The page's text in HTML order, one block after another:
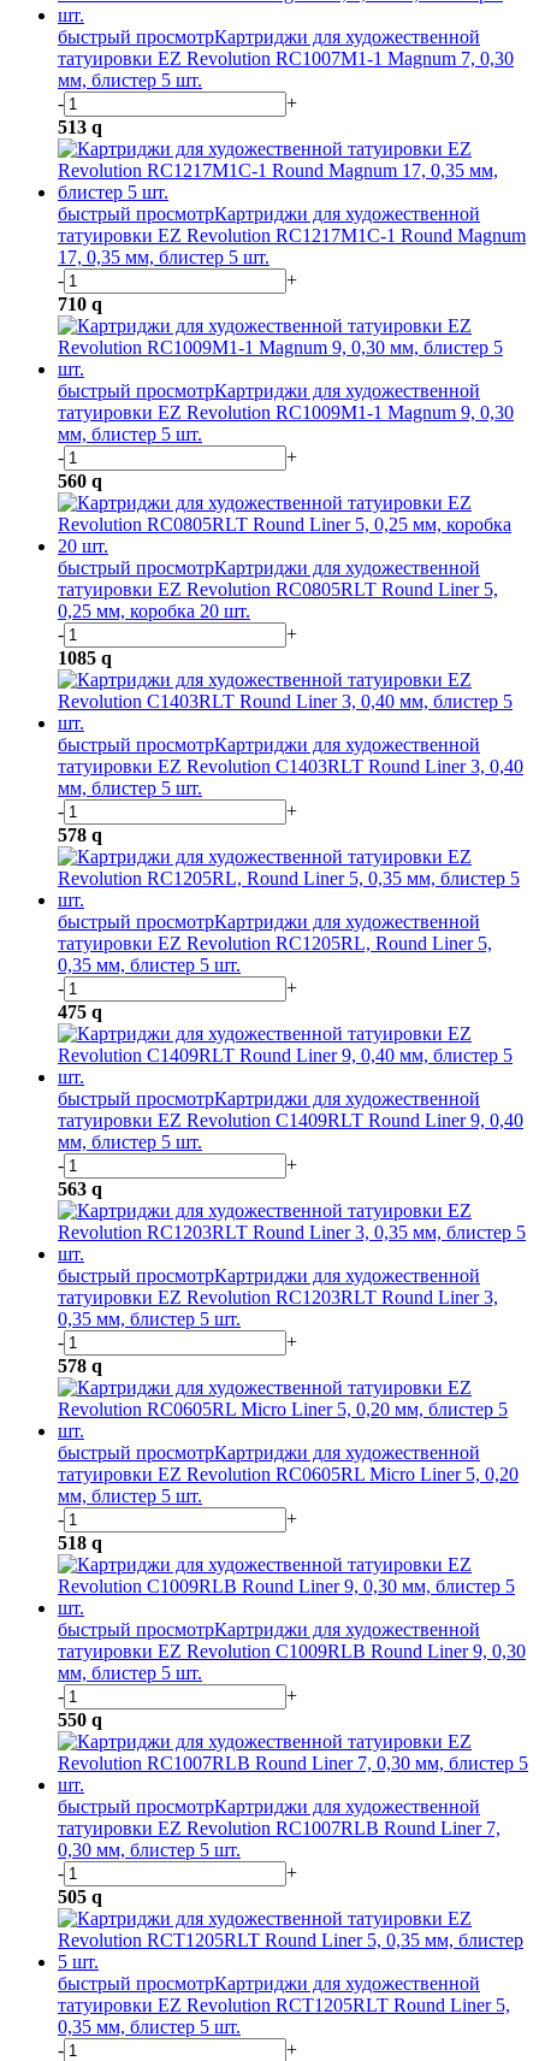
быстрый просмотрКартриджи для художественной
татуировки EZ Revolution RC1007M1-1 Magnum 7, 0,30
мм, блистер 5 шт.
-
+
513 q
быстрый просмотрКартриджи для художественной
татуировки EZ Revolution RC1217M1C-1 Round Magnum
17, 0,35 мм, блистер 5 шт.
-
+
710 q
быстрый просмотрКартриджи для художественной
татуировки EZ Revolution RC1009M1-1 Magnum 9, 0,30
мм, блистер 5 шт.
-
+
560 q
быстрый просмотрКартриджи для художественной
татуировки EZ Revolution RC0805RLT Round Liner 5,
0,25 мм, коробка 20 шт.
-
+
1085 q
быстрый просмотрКартриджи для художественной
татуировки EZ Revolution C1403RLT Round Liner 3, 0,40
мм, блистер 5 шт.
-
+
578 q
быстрый просмотрКартриджи для художественной
татуировки EZ Revolution RC1205RL, Round Liner 5,
0,35 мм, блистер 5 шт.
-
+
475 q
быстрый просмотрКартриджи для художественной
татуировки EZ Revolution C1409RLT Round Liner 9, 0,40
мм, блистер 5 шт.
-
+
563 q
быстрый просмотрКартриджи для художественной
татуировки EZ Revolution RC1203RLT Round Liner 3,
0,35 мм, блистер 5 шт.
-
+
578 q
быстрый просмотрКартриджи для художественной
татуировки EZ Revolution RC0605RL Micro Liner 5, 0,20
мм, блистер 5 шт.
-
+
518 q
быстрый просмотрКартриджи для художественной
татуировки EZ Revolution C1009RLB Round Liner 9, 0,30
мм, блистер 5 шт.
-
+
550 q
быстрый просмотрКартриджи для художественной
татуировки EZ Revolution RC1007RLB Round Liner 7,
0,30 мм, блистер 5 шт.
-
+
505 q
быстрый просмотрКартриджи для художественной
татуировки EZ Revolution RCT1205RLT Round Liner 5,
0,35 мм, блистер 5 шт.
-
+